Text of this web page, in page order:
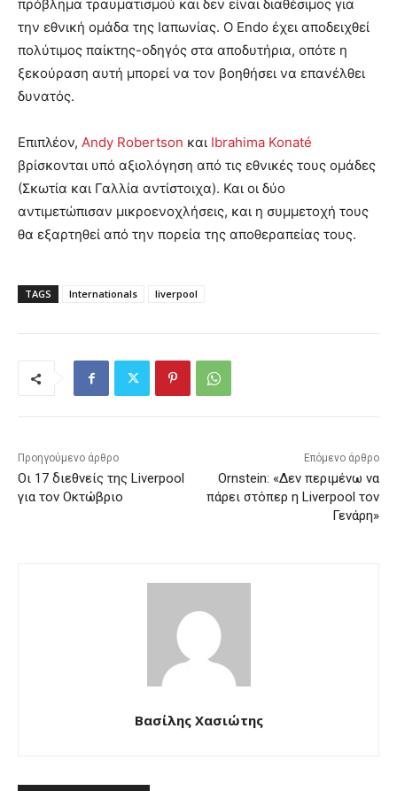
πρόβλημα τραυματισμού και δεν είναι διαθέσιμος για
την εθνική ομάδα της Ιαπωνίας. Ο Endo έχει αποδειχθεί
πολύτιμος παίκτης-οδηγός στα αποδυτήρια, οπότε η
ξεκούραση αυτή μπορεί να τον βοηθήσει να επανέλθει
δυνατός.
Επιπλέον, Andy Robertson και Ibrahima Konaté
βρίσκονται υπό αξιολόγηση από τις εθνικές τους ομάδες
(Σκωτία και Γαλλία αντίστοιχα). Και οι δύο
αντιμετώπισαν μικροενοχλήσεις, και η συμμετοχή τους
θα εξαρτηθεί από την πορεία της αποθεραπείας τους.
TAGS Internationals liverpool
Προηγούμενο άρθρο
Οι 17 διεθνείς της Liverpool
για τον Οκτώβριο
Επόμενο άρθρο
Ornstein: «Δεν περιμένω να
πάρει στόπερ η Liverpool τον
Γενάρη»
Βασίλης Χασιώτης